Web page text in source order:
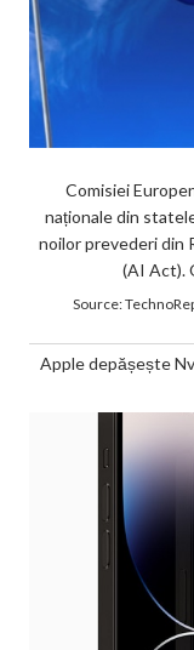
Comisiei
naționale din
noilor prevederi din
(AI Act).
Source:
Apple depășește